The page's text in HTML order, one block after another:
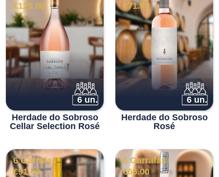
€125.00
6 un.
Herdade do Sobroso
Cellar Selection Rosé
€71.00
6 un.
Herdade do Sobroso
Rosé
6 Garrafas
€91.00
6 Garrafas
€66.00